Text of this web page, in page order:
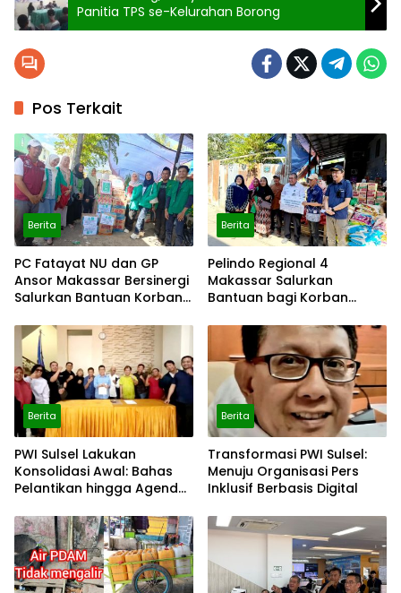
Panitia TPS se-Kelurahan Borong
Pos Terkait
Berita
PC Fatayat NU dan GP
Ansor Makassar Bersinergi
Salurkan Bantuan Korban
Berita
Pelindo Regional 4
Makassar Salurkan
Bantuan bagi Korban
Berita
PWI Sulsel Lakukan
Konsolidasi Awal: Bahas
Pelantikan hingga Agenda
Berita
Transformasi PWI Sulsel:
Menuju Organisasi Pers
Inklusif Berbasis Digital